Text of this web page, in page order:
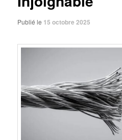
Publié le 15 octobre 2025